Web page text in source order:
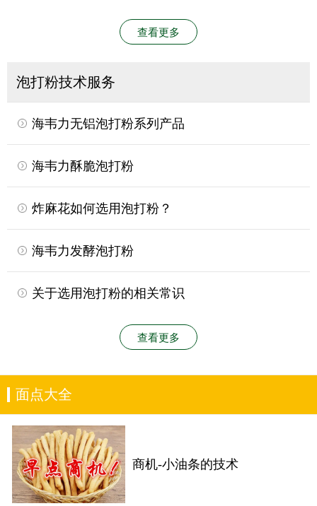
查看更多
泡打粉技术服务
海韦力无铝泡打粉系列产品
海韦力酥脆泡打粉
炸麻花如何选用泡打粉？
海韦力发酵泡打粉
关于选用泡打粉的相关常识
查看更多
面点大全
商机-小油条的技术